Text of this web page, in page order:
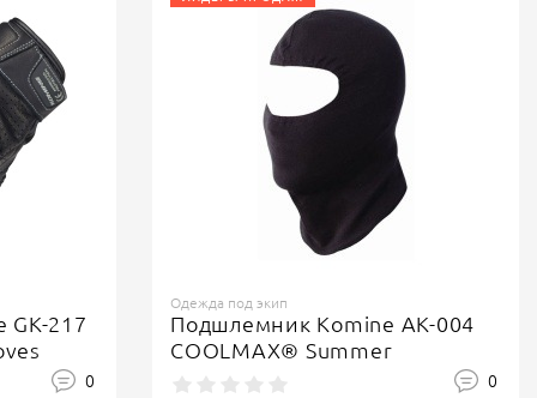
GK-217
0
Одежда под экип
Подшлемник Komine AK-004
COOLMAX® Summer
0